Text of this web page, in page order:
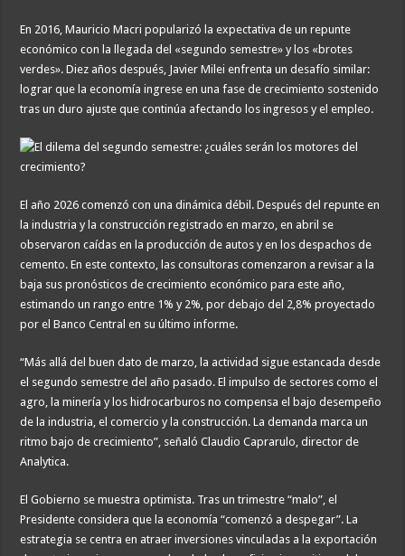
La contundente respuesta de Benegas Lynch a una senadora K que quiso
«Yo tenía mi propia droga, creo que me la habían regalado»: qué declaró
En 2016, Mauricio Macri popularizó la expectativa de un repunte
económico con la llegada del «segundo semestre» y los «brotes
verdes». Diez años después, Javier Milei enfrenta un desafío similar:
lograr que la economía ingrese en una fase de crecimiento sostenido
tras un duro ajuste que continúa afectando los ingresos y el empleo.
El año 2026 comenzó con una dinámica débil. Después del repunte en
la industria y la construcción registrado en marzo, en abril se
observaron caídas en la producción de autos y en los despachos de
cemento. En este contexto, las consultoras comenzaron a revisar a la
baja sus pronósticos de crecimiento económico para este año,
estimando un rango entre 1% y 2%, por debajo del 2,8% proyectado
por el Banco Central en su último informe.
“Más allá del buen dato de marzo, la actividad sigue estancada desde
el segundo semestre del año pasado. El impulso de sectores como el
agro, la minería y los hidrocarburos no compensa el bajo desempeño
de la industria, el comercio y la construcción. La demanda marca un
ritmo bajo de crecimiento”, señaló Claudio Caprarulo, director de
Analytica.
El Gobierno se muestra optimista. Tras un trimestre “malo”, el
Presidente considera que la economía “comenzó a despegar”. La
estrategia se centra en atraer inversiones vinculadas a la exportación